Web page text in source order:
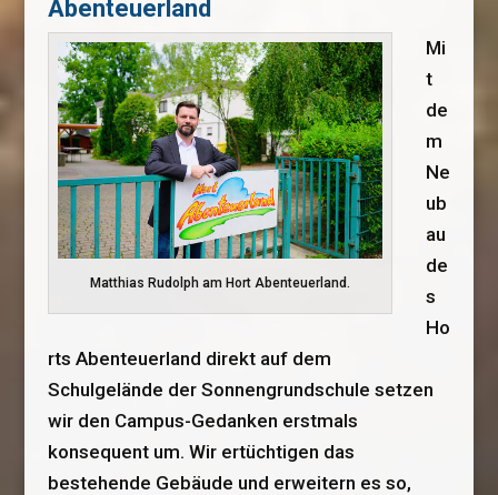
Abenteuerland
Matthias Rudolph am Hort Abenteuerland.
Mi
t
de
m
Ne
ub
au
de
s
Ho
rts Abenteuerland direkt auf dem
Schulgelände der Sonnengrundschule setzen
wir den Campus-Gedanken erstmals
konsequent um. Wir ertüchtigen das
bestehende Gebäude und erweitern es so,